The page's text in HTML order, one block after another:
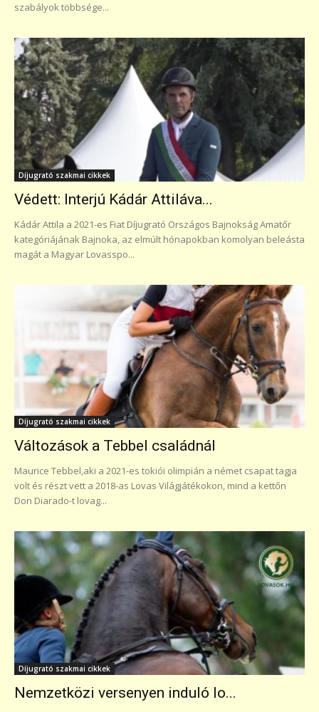
szabályok többsége...
Díjugrató szakmai cikkek
Védett: Interjú Kádár Attiláva...
Kádár Attila a 2021-es Fiat Díjugrató Országos Bajnokság Amatőr
kategóriájának Bajnoka, az elmúlt hónapokban komolyan beleásta
magát a Magyar Lovasspo...
Díjugrató szakmai cikkek
Változások a Tebbel családnál
Maurice Tebbel,aki a 2021-es tokiói olimpián a német csapat tagja
volt és részt vett a 2018-as Lovas Világjátékokon, mind a kettőn
Don Diarado-t lovag...
Díjugrató szakmai cikkek
Nemzetközi versenyen induló lo...